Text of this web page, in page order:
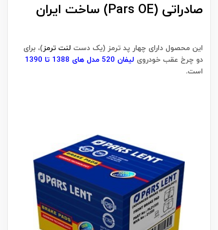
صادراتی (Pars OE) ساخت ایران
این محصول دارای چهار پد ترمز (یک دست لنت ترمز)، برای
دو چرخ عقب خودروی لیفان 520 مدل های 1388 تا 1390
است.